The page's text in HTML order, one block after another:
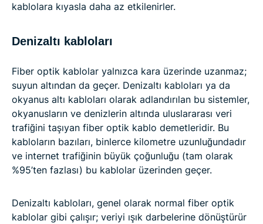
kablolara kıyasla daha az etkilenirler.
Denizaltı kabloları
Fiber optik kablolar yalnızca kara üzerinde uzanmaz;
suyun altından da geçer. Denizaltı kabloları ya da
okyanus altı kabloları olarak adlandırılan bu sistemler,
okyanusların ve denizlerin altında uluslararası veri
trafiğini taşıyan fiber optik kablo demetleridir. Bu
kabloların bazıları, binlerce kilometre uzunluğundadır
ve internet trafiğinin büyük çoğunluğu (tam olarak
%95’ten fazlası) bu kablolar üzerinden geçer.
Denizaltı kabloları, genel olarak normal fiber optik
kablolar gibi çalışır; veriyi ışık darbelerine dönüştürür